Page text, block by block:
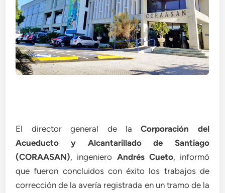
El director general de laCorporación del
Acueducto y Alcantarillado de Santiago
(CORAASAN), ingeniero Andrés Cueto, informó
que fueron concluidos con éxito los trabajos de
corrección de la avería registrada en un tramo de la